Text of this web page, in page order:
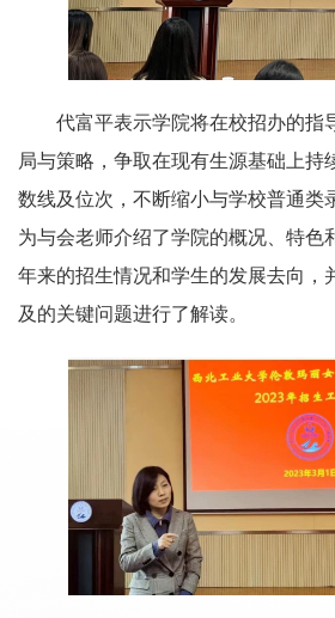
代富平表示学院将在校招办的指
局与策略，争取在现有生源基础上持
数线及位次，不断缩小与学校普通类
为与会老师介绍了学院的概况、特色
年来的招生情况和学生的发展去向，
及的关键问题进行了解读。